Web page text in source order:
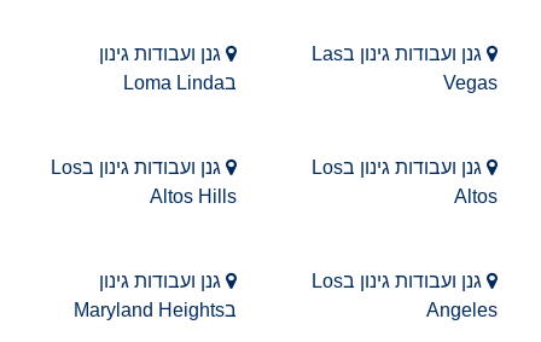
גנן ועבודות גינון בLas
Vegas
גנן ועבודות גינון
בLoma Linda
גנן ועבודות גינון בLos
Altos
גנן ועבודות גינון בLos
Altos Hills
גנן ועבודות גינון בLos
Angeles
גנן ועבודות גינון
בMaryland Heights